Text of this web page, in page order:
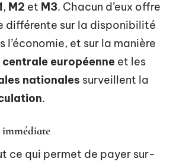
, M2 et M3. Chacun d’eux offre
différente sur la disponibilité
l’économie, et sur la manière
centrale européenne et les
nationales surveillent la
.
ce qui permet de payer sur-